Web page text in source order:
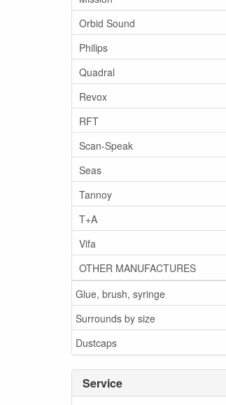
Orbid Sound
Philips
Quadral
Revox
RFT
Scan-Speak
Seas
Tannoy
T+A
Vifa
OTHER MANUFACTURES
Glue, brush, syringe
Surrounds by size
Dustcaps
Service